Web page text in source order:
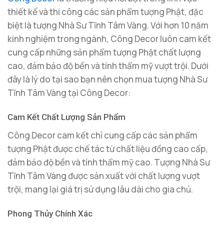
thiết kế và thi công các sản phẩm tượng Phật, đặc
biệt là tượng Nhà Sư Tĩnh Tâm Vàng. Với hơn 10 năm
kinh nghiệm trong ngành, Công Decor luôn cam kết
cung cấp những sản phẩm tượng Phật chất lượng
cao, đảm bảo độ bền và tính thẩm mỹ vượt trội. Dưới
đây là lý do tại sao bạn nên chọn mua tượng Nhà Sư
Tĩnh Tâm Vàng tại Công Decor:
Cam Kết Chất Lượng Sản Phẩm
Công Decor cam kết chỉ cung cấp các sản phẩm
tượng Phật được chế tác từ chất liệu đồng cao cấp,
đảm bảo độ bền và tính thẩm mỹ cao. Tượng Nhà Sư
Tĩnh Tâm Vàng được sản xuất với chất lượng vượt
trội, mang lại giá trị sử dụng lâu dài cho gia chủ.
Phong Thủy Chính Xác